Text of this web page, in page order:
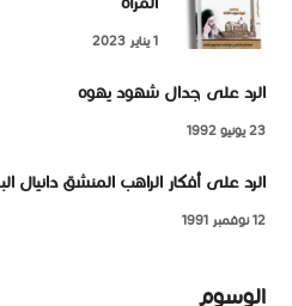
1 يناير 2023
الرد على جدال شهود يهوه
23 يونيو 1992
الرد على أفكار الراهب المنشق دانيال
12 نوفمبر 1991
الوسوم